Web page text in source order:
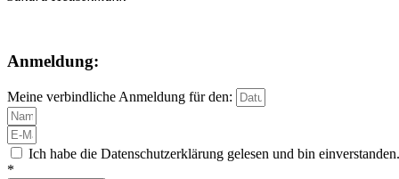
Anmeldung:
Meine verbindliche Anmeldung für den:
Ich habe die Datenschutzerklärung gelesen und bin einverstanden.
*